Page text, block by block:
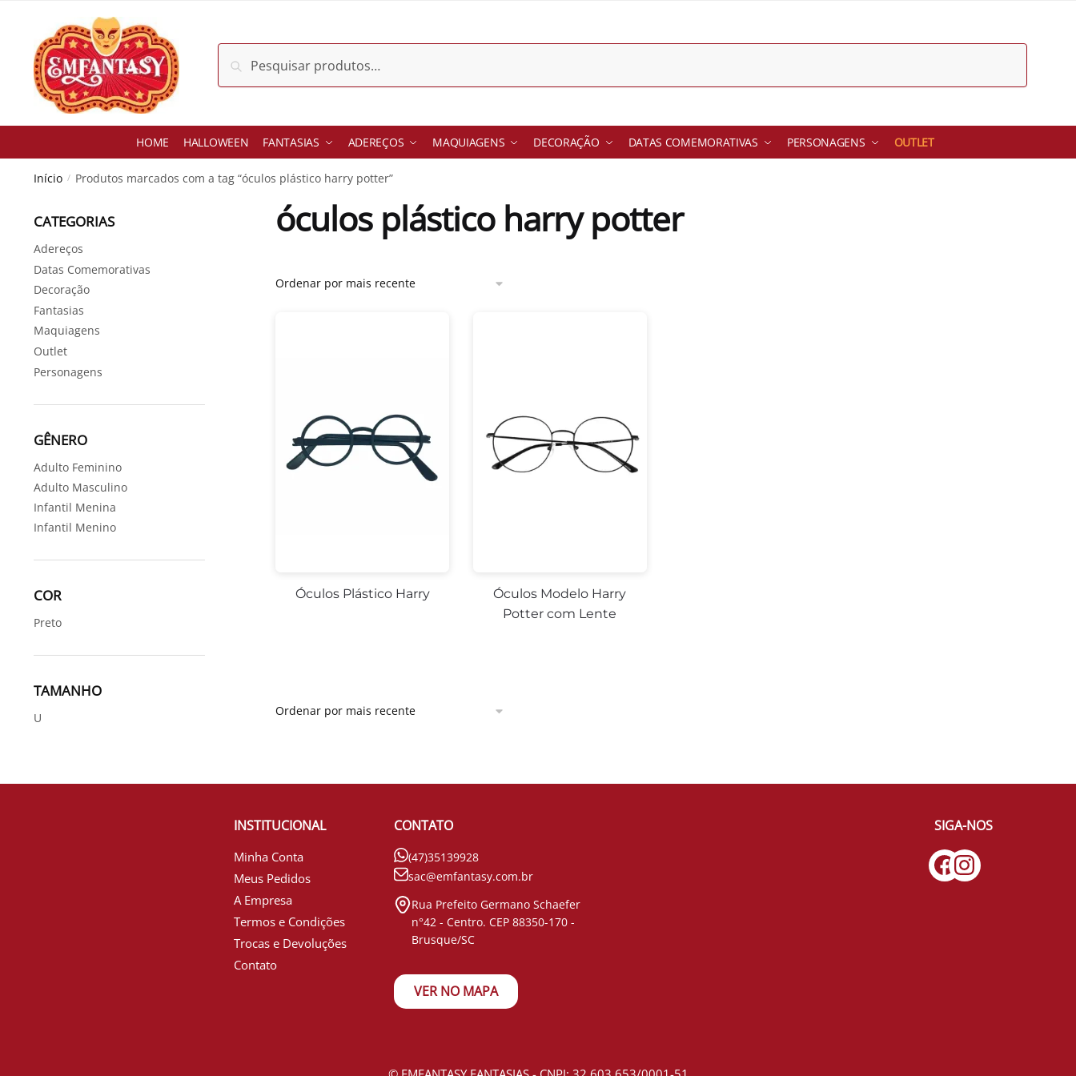
navigation
content
Pesquisar
por:
Pesquisar
HOME HALLOWEEN FANTASIAS ADEREÇOS MAQUIAGENS DECORAÇÃO DATAS COMEMORATIVAS PERSONAGENS OUTLET
Início / Produtos marcados com a tag “óculos plástico harry potter”
óculos plástico harry potter
Óculos Plástico Harry
Óculos Modelo Harry
Potter com Lente
CATEGORIAS
Adereços
Datas Comemorativas
Decoração
Fantasias
Maquiagens
Outlet
Personagens
GÊNERO
Adulto Feminino
Adulto Masculino
Infantil Menina
Infantil Menino
COR
Preto
TAMANHO
U
INSTITUCIONAL
Minha Conta
Meus Pedidos
A Empresa
Termos e Condições
Trocas e Devoluções
Contato
CONTATO
(47)35139928
sac@emfantasy.com.br
Rua Prefeito Germano Schaefer
n°42 - Centro. CEP 88350-170 -
Brusque/SC
VER NO MAPA
SIGA-NOS